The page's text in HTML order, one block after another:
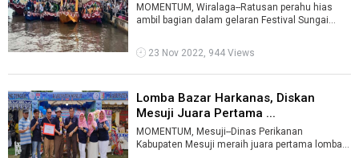
MOMENTUM, Wiralaga--Ratusan perahu hias
ambil bagian dalam gelaran Festival Sungai
23 Nov 2022, 944 Views
Lomba Bazar Harkanas, Diskan
Mesuji Juara Pertama ...
MOMENTUM, Mesuji--Dinas Perikanan
Kabupaten Mesuji meraih juara pertama lomba